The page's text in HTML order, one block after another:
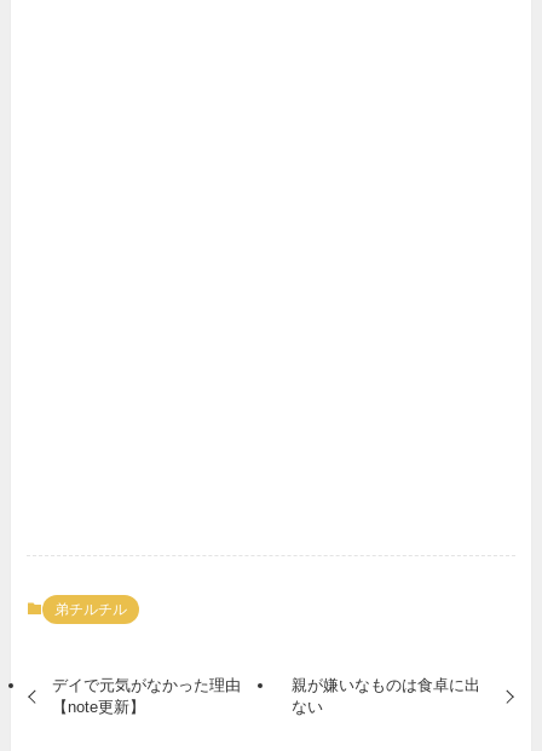
弟チルチル
デイで元気がなかった理由
【note更新】
親が嫌いなものは食卓に出
ない